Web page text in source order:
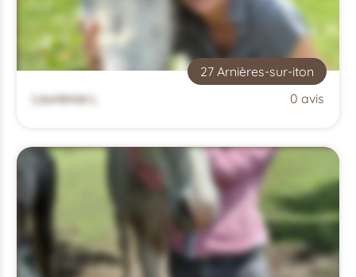
27 Arnières-sur-iton
Laurence L
0 avis